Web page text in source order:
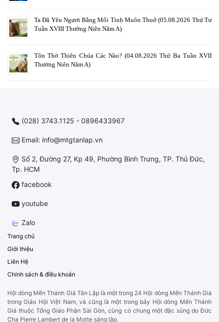
Ta Đã Yêu Ngươi Bằng Mối Tình Muôn Thuở (05.08.2026 Thứ Tư
Tuần XVIII Thường Niên Năm A)
Tôn Thờ Thiên Chúa Các Nào? (04.08.2026 Thứ Ba Tuần XVII
Thường Niên Năm A)
(028) 3743.1125 - 0896433967
Email: info@mtgtanlap.vn
Số 2, Đường 27, Kp 49, Phường Bình Trưng, TP. Thủ Đức,
Tp. HCM
facebook
youtube
Zalo
Trang chủ
Giới thiệu
Liên Hệ
Chính sách & điều khoản
Hội dòng Mến Thánh Giá Tân Lập là một trong 24 Hội dòng Mến Thánh Giá
trong Giáo Hội Việt Nam, và cũng là một trong bảy Hội dòng Mến Thánh
Giá thuộc Tổng Giáo Phận Sài Gòn, cùng có chung một đặc sủng do Đức
Cha Pierre Lambert de la Motte sáng lập.